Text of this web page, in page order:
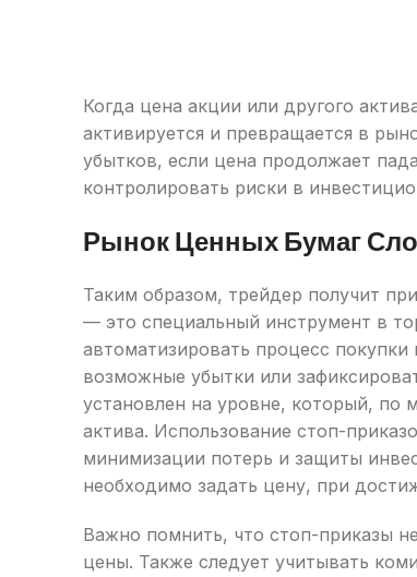
Когда цена акции или другого
активируется и превращается в
убытков, если цена продолжает
контролировать риски в
Рынок Ценных Бумаг
Таким образом, трейдер получит
— это специальный инструмент в
автоматизировать процесс
возможные убытки или
установлен на уровне, который, по
актива. Использование стоп-
минимизации потерь и защиты
необходимо задать цену, при
Важно помнить, что стоп-приказы
цены. Также следует учитывать